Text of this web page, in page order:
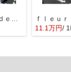
11.1万円/